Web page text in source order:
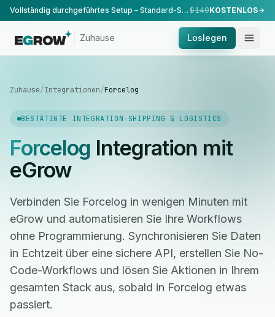
Vollständig durchgeführtes Setup – Standard-Setup, durchgeführt von unserem Team. $149KOSTENLOS
Zuhause Loslegen
Zuhause/Integrationen/Forcelog
BESTÄTIGTE INTEGRATION · SHIPPING & LOGISTICS
Forcelog Integration mit
eGrow
Verbinden Sie Forcelog in wenigen Minuten mit
eGrow und automatisieren Sie Ihre Workflows
ohne Programmierung. Synchronisieren Sie Daten
in Echtzeit über eine sichere API, erstellen Sie No-
Code-Workflows und lösen Sie Aktionen in Ihrem
gesamten Stack aus, sobald in Forcelog etwas
passiert.